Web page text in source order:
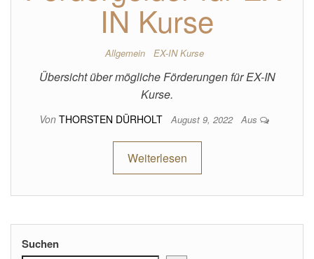
IN Kurse
Allgemein EX-IN Kurse
Übersicht über mögliche Förderungen für EX-IN
Kurse.
Von THORSTEN DÜRHOLT August 9, 2022 Aus
Weiterlesen
Suchen